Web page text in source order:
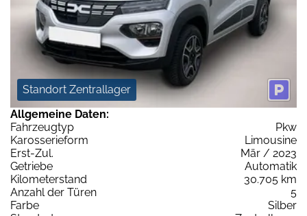
Standort Zentrallager
Allgemeine Daten:
Fahrzeugtyp
Pkw
Karosserieform
Limousine
Erst-Zul.
Mär / 2023
Getriebe
Automatik
Kilometerstand
30.705 km
Anzahl der Türen
5
Farbe
Silber